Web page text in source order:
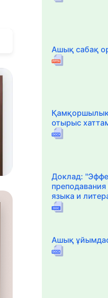
Ашық сабақ
отырыс
Доклад:
языка и
Ашық